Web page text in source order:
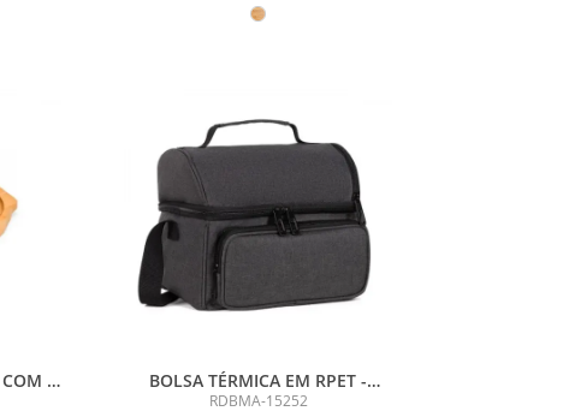
2
BOLSA TÉRMICA EM RPET -
CINZA ESCURO - 10L
RDBMA-15252